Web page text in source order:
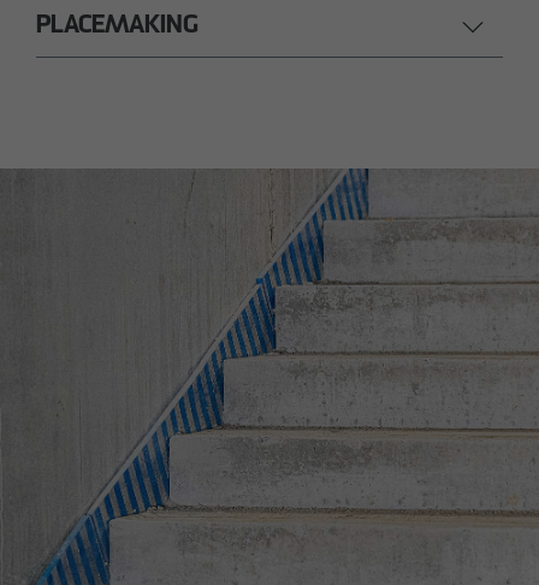
Karsten Hinck Anne Morotini
Prokuristin
Holger Fieseler Holger Oberhauser
Geschäftsführer
Michael Miersch
Prokurist
Carsten Olbers
Prokurist
PLACEMAKING
Geschäftsführer Betrieb
Marc Hoischen
Geschäftsführer Betrieb